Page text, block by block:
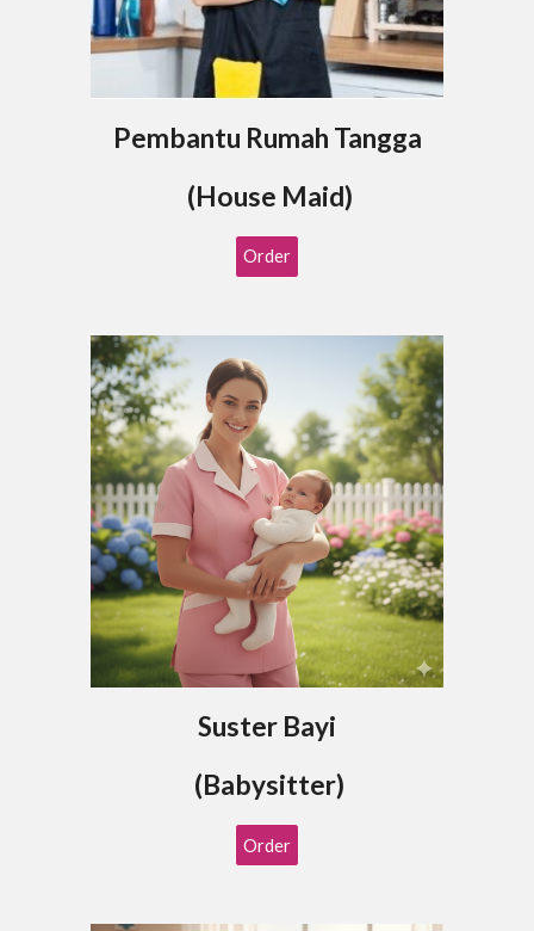
Pembantu Rumah Tangga
(House Maid)
Order
Suster Bayi
(Babysitter)
Order